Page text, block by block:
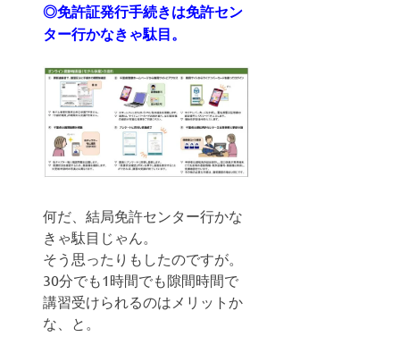
◎免許証発行手続きは免許セン
ター行かなきゃ駄目。
何だ、結局免許センター行かな
きゃ駄目じゃん。
そう思ったりもしたのですが。
30分でも1時間でも隙間時間で
講習受けられるのはメリットか
な、と。